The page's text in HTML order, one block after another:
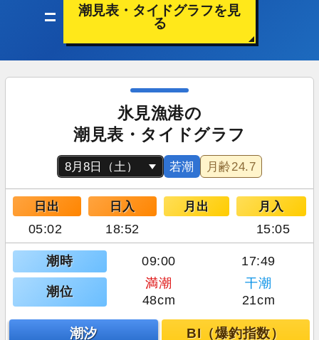
潮見表・タイドグラフを見
る
氷見漁港の
潮見表・タイドグラフ
若潮 月齢24.7
日出 日入 月出 月入
05:02 18:52 15:05
潮時 09:00 17:49
潮位
満潮
干潮
48cm
21cm
潮汐 BI（爆釣指数）